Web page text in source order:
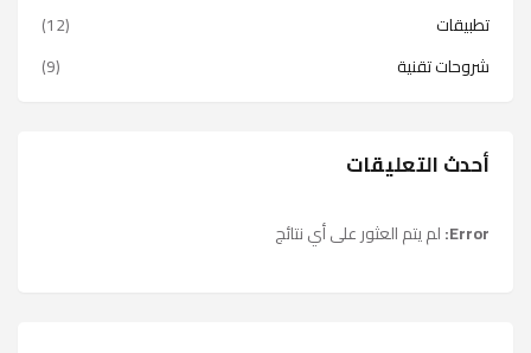
تطبيقات
(12)
شروحات تقنية
(9)
أحدث التعليقات
Error: لم يتم العثور على أي نتائج